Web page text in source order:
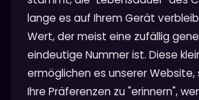
lange es auf Ihrem Gerät
Wert, der meist eine zufällig
eindeutige Nummer ist. Diese
ermöglichen es unserer Website,
Ihre Präferenzen zu "erinnern",